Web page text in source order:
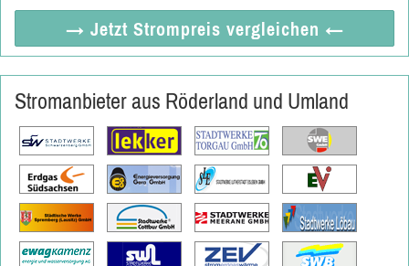
→ Jetzt Strompreis vergleichen ←
Stromanbieter aus Röderland und Umland